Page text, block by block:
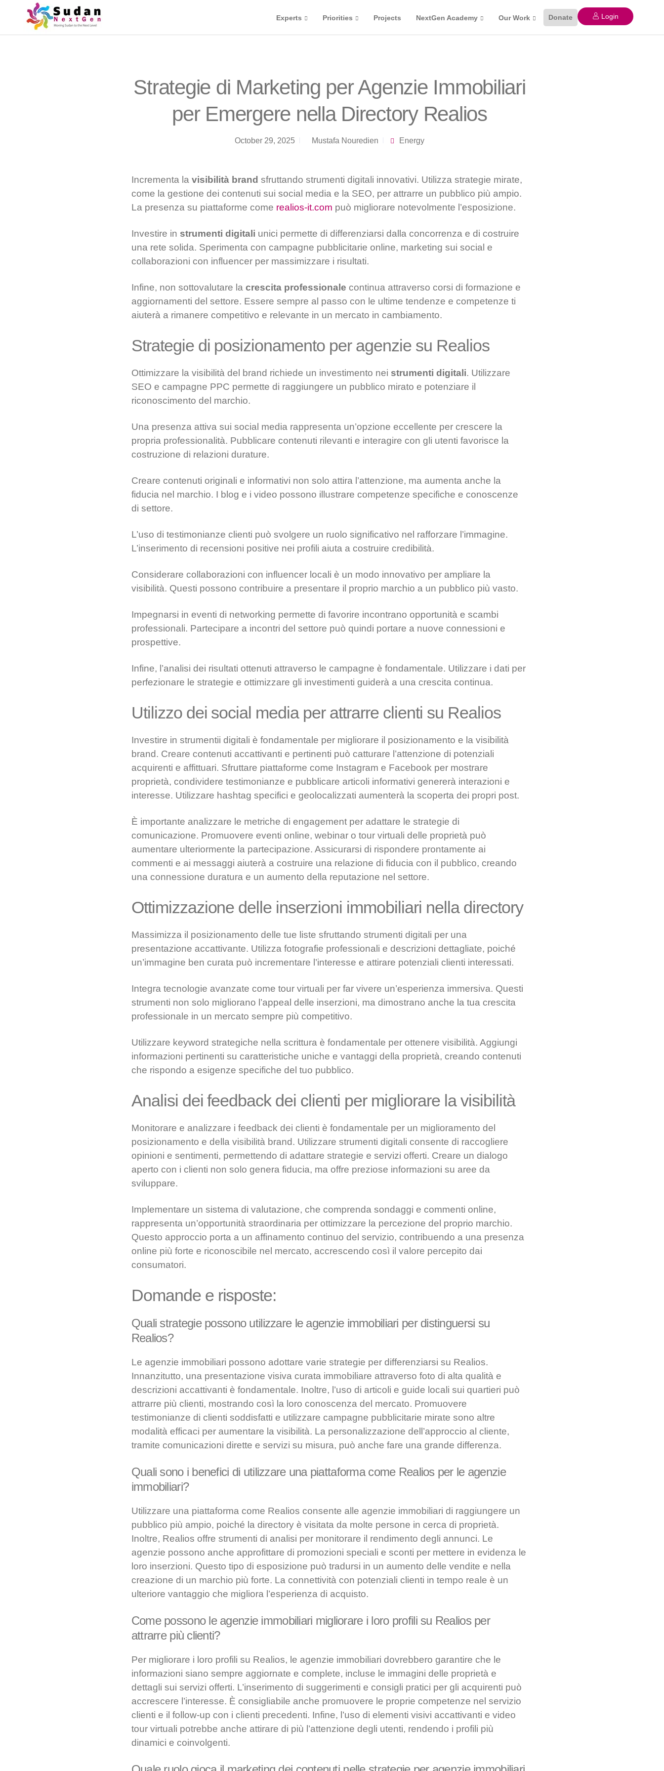
Experts Priorities Projects NextGen Academy Our Work Donate Login
Strategie di Marketing per Agenzie Immobiliari
per Emergere nella Directory Realios
October 29, 2025 Mustafa Nouredien Energy
Incrementa la visibilità brand sfruttando strumenti digitali innovativi. Utilizza strategie mirate,
come la gestione dei contenuti sui social media e la SEO, per attrarre un pubblico più ampio.
La presenza su piattaforme come realios-it.com può migliorare notevolmente l’esposizione.
Investire in strumenti digitali unici permette di differenziarsi dalla concorrenza e di costruire
una rete solida. Sperimenta con campagne pubblicitarie online, marketing sui social e
collaborazioni con influencer per massimizzare i risultati.
Infine, non sottovalutare la crescita professionale continua attraverso corsi di formazione e
aggiornamenti del settore. Essere sempre al passo con le ultime tendenze e competenze ti
aiuterà a rimanere competitivo e relevante in un mercato in cambiamento.
Strategie di posizionamento per agenzie su Realios
Ottimizzare la visibilità del brand richiede un investimento nei strumenti digitali. Utilizzare
SEO e campagne PPC permette di raggiungere un pubblico mirato e potenziare il
riconoscimento del marchio.
Una presenza attiva sui social media rappresenta un’opzione eccellente per crescere la
propria professionalità. Pubblicare contenuti rilevanti e interagire con gli utenti favorisce la
costruzione di relazioni durature.
Creare contenuti originali e informativi non solo attira l’attenzione, ma aumenta anche la
fiducia nel marchio. I blog e i video possono illustrare competenze specifiche e conoscenze
di settore.
L’uso di testimonianze clienti può svolgere un ruolo significativo nel rafforzare l’immagine.
L’inserimento di recensioni positive nei profili aiuta a costruire credibilità.
Considerare collaborazioni con influencer locali è un modo innovativo per ampliare la
visibilità. Questi possono contribuire a presentare il proprio marchio a un pubblico più vasto.
Impegnarsi in eventi di networking permette di favorire incontrano opportunità e scambi
professionali. Partecipare a incontri del settore può quindi portare a nuove connessioni e
prospettive.
Infine, l’analisi dei risultati ottenuti attraverso le campagne è fondamentale. Utilizzare i dati per
perfezionare le strategie e ottimizzare gli investimenti guiderà a una crescita continua.
Utilizzo dei social media per attrarre clienti su Realios
Investire in strumentii digitali è fondamentale per migliorare il posizionamento e la visibilità
brand. Creare contenuti accattivanti e pertinenti può catturare l’attenzione di potenziali
acquirenti e affittuari. Sfruttare piattaforme come Instagram e Facebook per mostrare
proprietà, condividere testimonianze e pubblicare articoli informativi genererà interazioni e
interesse. Utilizzare hashtag specifici e geolocalizzati aumenterà la scoperta dei propri post.
È importante analizzare le metriche di engagement per adattare le strategie di
comunicazione. Promuovere eventi online, webinar o tour virtuali delle proprietà può
aumentare ulteriormente la partecipazione. Assicurarsi di rispondere prontamente ai
commenti e ai messaggi aiuterà a costruire una relazione di fiducia con il pubblico, creando
una connessione duratura e un aumento della reputazione nel settore.
Ottimizzazione delle inserzioni immobiliari nella directory
Massimizza il posizionamento delle tue liste sfruttando strumenti digitali per una
presentazione accattivante. Utilizza fotografie professionali e descrizioni dettagliate, poiché
un’immagine ben curata può incrementare l’interesse e attirare potenziali clienti interessati.
Integra tecnologie avanzate come tour virtuali per far vivere un’esperienza immersiva. Questi
strumenti non solo migliorano l’appeal delle inserzioni, ma dimostrano anche la tua crescita
professionale in un mercato sempre più competitivo.
Utilizzare keyword strategiche nella scrittura è fondamentale per ottenere visibilità. Aggiungi
informazioni pertinenti su caratteristiche uniche e vantaggi della proprietà, creando contenuti
che rispondo a esigenze specifiche del tuo pubblico.
Analisi dei feedback dei clienti per migliorare la visibilità
Monitorare e analizzare i feedback dei clienti è fondamentale per un miglioramento del
posizionamento e della visibilità brand. Utilizzare strumenti digitali consente di raccogliere
opinioni e sentimenti, permettendo di adattare strategie e servizi offerti. Creare un dialogo
aperto con i clienti non solo genera fiducia, ma offre preziose informazioni su aree da
sviluppare.
Implementare un sistema di valutazione, che comprenda sondaggi e commenti online,
rappresenta un’opportunità straordinaria per ottimizzare la percezione del proprio marchio.
Questo approccio porta a un affinamento continuo del servizio, contribuendo a una presenza
online più forte e riconoscibile nel mercato, accrescendo così il valore percepito dai
consumatori.
Domande e risposte:
Quali strategie possono utilizzare le agenzie immobiliari per distinguersi su
Realios?
Le agenzie immobiliari possono adottare varie strategie per differenziarsi su Realios.
Innanzitutto, una presentazione visiva curata immobiliare attraverso foto di alta qualità e
descrizioni accattivanti è fondamentale. Inoltre, l’uso di articoli e guide locali sui quartieri può
attrarre più clienti, mostrando così la loro conoscenza del mercato. Promuovere
testimonianze di clienti soddisfatti e utilizzare campagne pubblicitarie mirate sono altre
modalità efficaci per aumentare la visibilità. La personalizzazione dell’approccio al cliente,
tramite comunicazioni dirette e servizi su misura, può anche fare una grande differenza.
Quali sono i benefici di utilizzare una piattaforma come Realios per le agenzie
immobiliari?
Utilizzare una piattaforma come Realios consente alle agenzie immobiliari di raggiungere un
pubblico più ampio, poiché la directory è visitata da molte persone in cerca di proprietà.
Inoltre, Realios offre strumenti di analisi per monitorare il rendimento degli annunci. Le
agenzie possono anche approfittare di promozioni speciali e sconti per mettere in evidenza le
loro inserzioni. Questo tipo di esposizione può tradursi in un aumento delle vendite e nella
creazione di un marchio più forte. La connettività con potenziali clienti in tempo reale è un
ulteriore vantaggio che migliora l’esperienza di acquisto.
Come possono le agenzie immobiliari migliorare i loro profili su Realios per
attrarre più clienti?
Per migliorare i loro profili su Realios, le agenzie immobiliari dovrebbero garantire che le
informazioni siano sempre aggiornate e complete, incluse le immagini delle proprietà e
dettagli sui servizi offerti. L’inserimento di suggerimenti e consigli pratici per gli acquirenti può
accrescere l’interesse. È consigliabile anche promuovere le proprie competenze nel servizio
clienti e il follow-up con i clienti precedenti. Infine, l’uso di elementi visivi accattivanti e video
tour virtuali potrebbe anche attirare di più l’attenzione degli utenti, rendendo i profili più
dinamici e coinvolgenti.